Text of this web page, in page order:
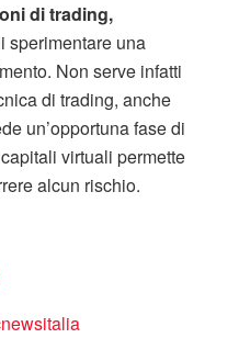
di trading,
sperimentare una
Non serve infatti
di trading, anche
un’opportuna fase di
virtuali permette
alcun rischio.